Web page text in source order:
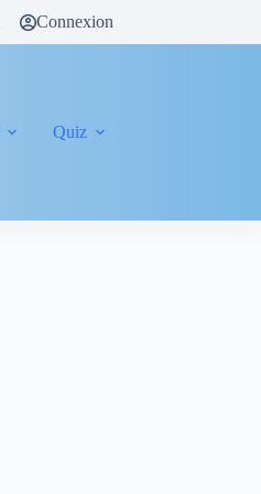
Connexion
Quiz